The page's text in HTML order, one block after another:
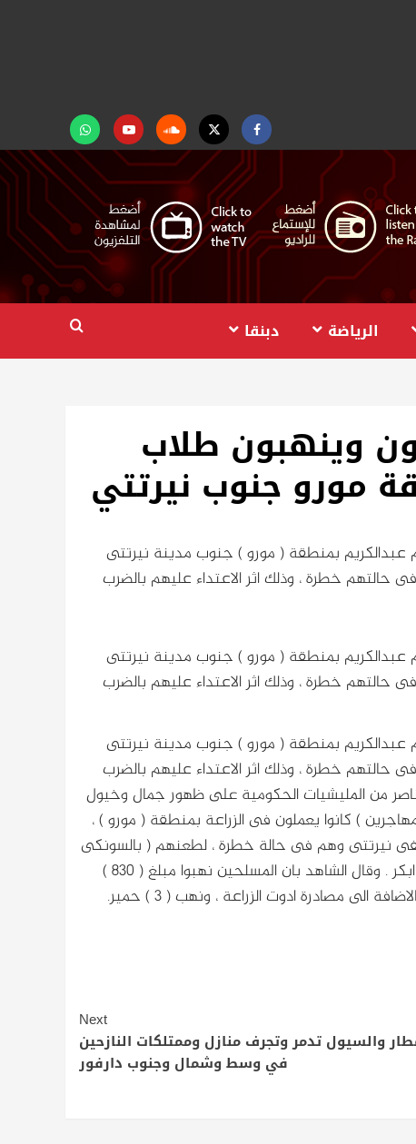
Facebook
Twitter
Soundcloud
Youtubeتابعنا
على
واتساب
الرياضة دبنقا
وينهبون طلاب
مورو جنوب نيرتتي
بمنطقة ( مورو ) جنوب مدينة نيرتتى
حالتهم خطرة ، وذلك اثر الاعتداء عليهم بالضرب
بمنطقة ( مورو ) جنوب مدينة نيرتتى
حالتهم خطرة ، وذلك اثر الاعتداء عليهم بالضرب
بمنطقة ( مورو ) جنوب مدينة نيرتتى
حالتهم خطرة ، وذلك اثر الاعتداء عليهم بالضرب
من المليشيات الحكومية على ظهور جمال وخيول
) كانوا يعملون فى الزراعة بمنطقة ( مورو ) ،
نيرتتى وهم فى حالة خطرة ، لطعنهم ( بالسونكى
) وهم ايوب ابكر ادريس ، نورالدين محمد عبدالله ، وزكريا عبدالله ابكر . وقال الشاهد بان المسلحين نهبوا مبلغ ( 830 )
الى مصادرة ادوت الزراعة ، ونهب ( 3 ) حمير.
Next
والسيول تدمر وتجرف منازل وممتلكات النازحين
في وسط وشمال وجنوب دارفور